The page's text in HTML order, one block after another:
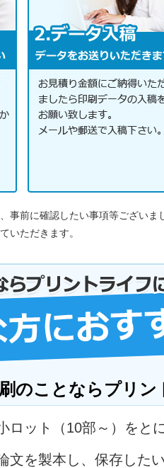
事前に確認したい事項等ござい
いただきます。
のことならプリ
ロット（10部～）をと
文を製本し、保存した